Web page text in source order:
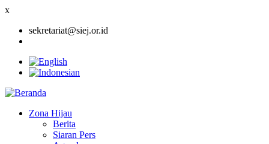
x
sekretariat@siej.or.id
Zona Hijau
Berita
Siaran Pers